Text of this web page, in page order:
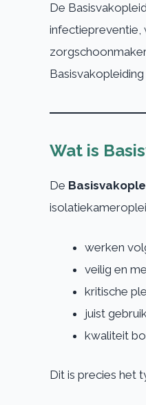
De
infectiepreventie,
Wat is
De
werken
veilig en
kritische
juist
kwaliteit
Dit is precies het